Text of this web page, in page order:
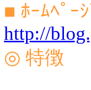
■ ﾎｰﾑﾍﾟｰｼ
http://
◎ 特徴